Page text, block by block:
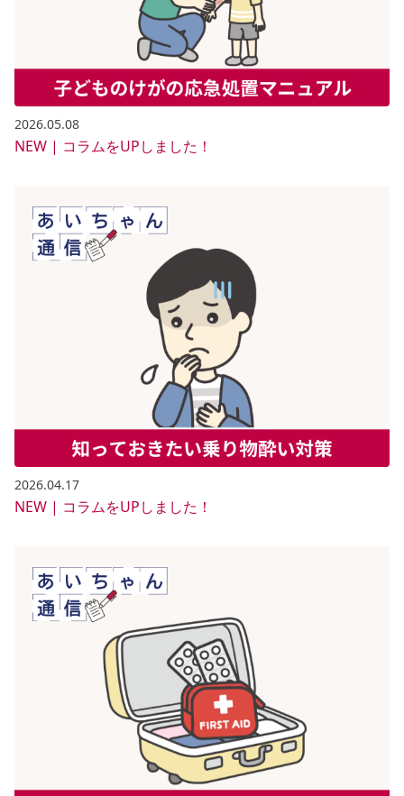
2026.05.08
NEW | コラムをUPしました！
2026.04.17
NEW | コラムをUPしました！